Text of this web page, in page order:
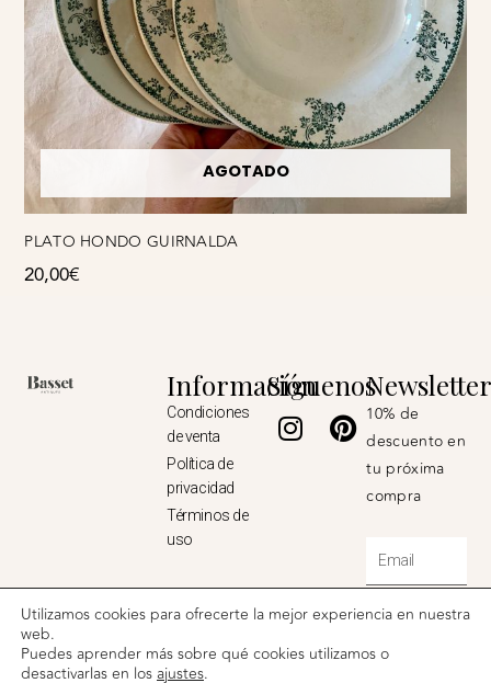
AGOTADO
PLATO HONDO GUIRNALDA
20,00€
Información
Condiciones
de venta
Política de
privacidad
Términos de
uso
Síguenos
Instagram
Pinterest
10% de
descuento en
tu próxima
compra
Email
ENVIAR ⟶
Utilizamos cookies para ofrecerte la mejor experiencia en nuestra
web.
Puedes aprender más sobre qué cookies utilizamos o
desactivarlas en los ajustes.